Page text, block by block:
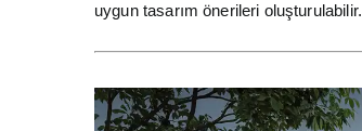
uygun tasarım önerileri oluşturulabilir.